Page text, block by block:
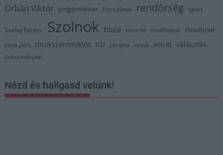
Orbán Viktor polgármester Pócs János rendőrség sport
Szalay Ferenc Szolnok tisza tisza-tó tiszaföldvár tiszafüred
tisza part törökszentmiklós tűz ukrajna vasút vonat választás
önkormányzat
Nézd és hallgasd velünk!